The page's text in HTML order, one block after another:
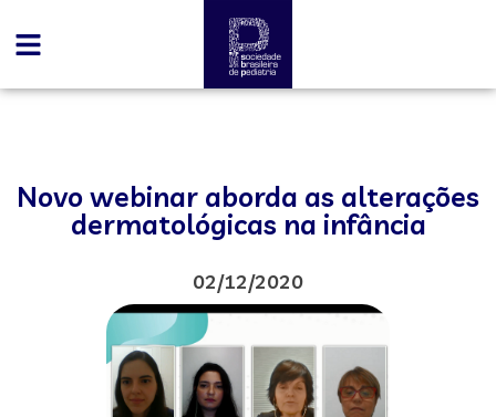
Novo webinar aborda as alterações
dermatológicas na infância
02/12/2020